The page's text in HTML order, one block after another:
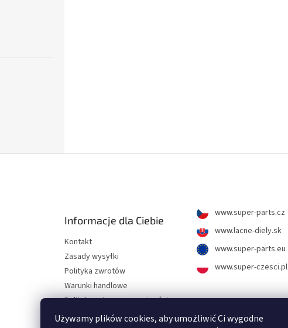
Używamy plików cookies, aby umożliwić Ci wygodne
Informacje dla Ciebie
Kontakt
Zasady wysyłki
Polityka zwrotów
Warunki handlowe
Polityka ochrony prywatności
O nas
www.super-parts.cz
www.lacne-diely.sk
www.super-parts.eu
www.super-czesci.pl